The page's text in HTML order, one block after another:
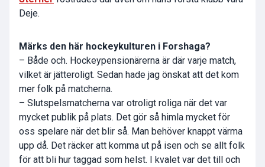
Deje.
Märks den här hockeykulturen i Forshaga?
– Både och. Hockeypensionärerna är där varje match,
vilket är jätteroligt. Sedan hade jag önskat att det kom
mer folk på matcherna.
– Slutspelsmatcherna var otroligt roliga när det var
mycket publik på plats. Det gör så himla mycket för
oss spelare när det blir så. Man behöver knappt värma
upp då. Det räcker att komma ut på isen och se allt folk
för att bli hur taggad som helst. I kvalet var det till och